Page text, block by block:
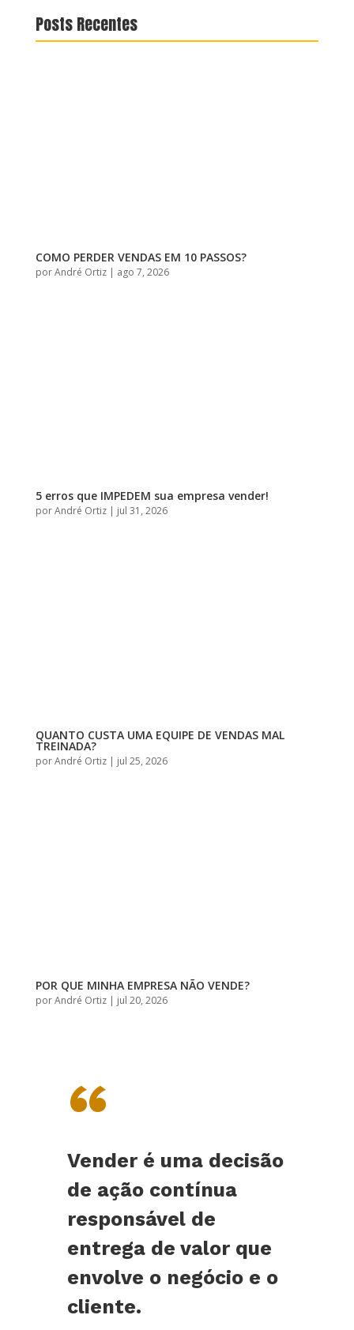
Posts Recentes
COMO PERDER VENDAS EM 10 PASSOS?
porAndré Ortiz| ago 7, 2026
5 erros que IMPEDEM sua empresa vender!
porAndré Ortiz| jul 31, 2026
QUANTO CUSTA UMA EQUIPE DE VENDAS MAL
TREINADA?
porAndré Ortiz| jul 25, 2026
POR QUE MINHA EMPRESA NÃO VENDE?
porAndré Ortiz| jul 20, 2026
“
Vender é uma decisão
de ação contínua
responsável de
entrega de valor que
envolve o negócio e o
cliente.